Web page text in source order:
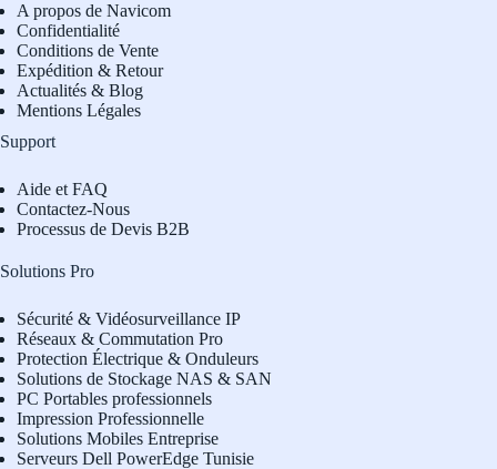
A propos de Navicom
Confidentialité
Conditions de Vente
Expédition & Retour
Actualités & Blog
Mentions Légales
Support
Aide et FAQ
Contactez-Nous
Processus de Devis B2B
Solutions Pro
Sécurité & Vidéosurveillance IP
Réseaux & Commutation Pro
Protection Électrique & Onduleurs
Solutions de Stockage NAS & SAN
PC Portables professionnels
Impression Professionnelle
Solutions Mobiles Entreprise
Serveurs Dell PowerEdge Tunisie